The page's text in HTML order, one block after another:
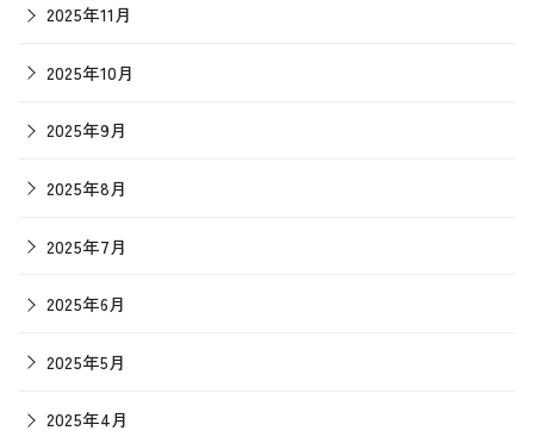
2025年11月
2025年10月
2025年9月
2025年8月
2025年7月
2025年6月
2025年5月
2025年4月